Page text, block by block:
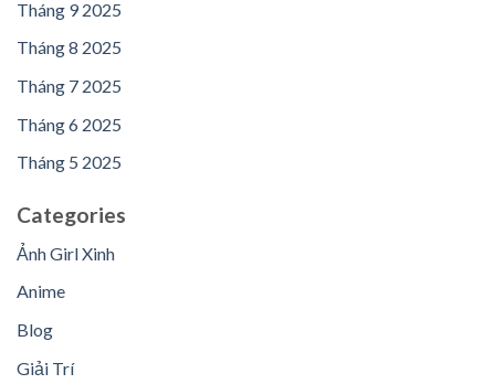
Tháng 9 2025
Tháng 8 2025
Tháng 7 2025
Tháng 6 2025
Tháng 5 2025
Categories
Ảnh Girl Xinh
Anime
Blog
Giải Trí